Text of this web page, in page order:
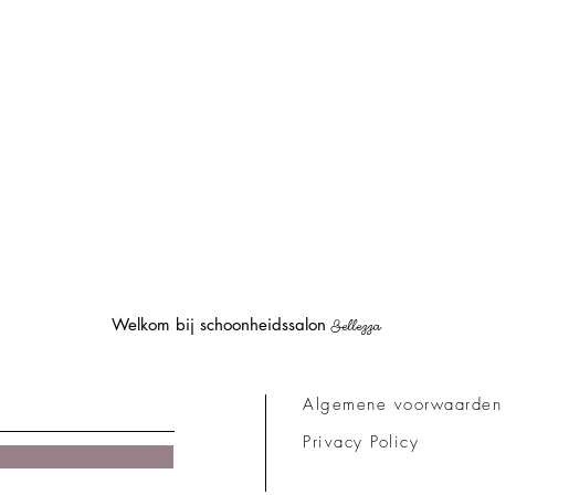
Welkom bij schoonheidssalonBellezza
Algemene voorwaarden
Privacy Policy